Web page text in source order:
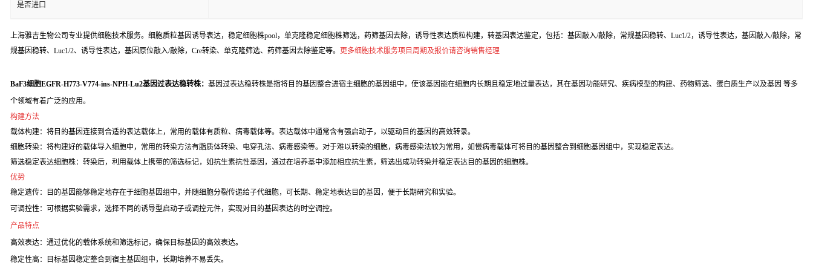
是否进口
上海雅吉生物公司专业提供细胞技术服务。细胞质粒基因诱导表达，稳定细胞株pool，单克隆稳定细胞株筛选，药筛基因去除，诱导性表达质粒构建，转基因表达鉴定，包括：基因敲入/敲除，常规基因稳转、Luc1/2，诱导性表达，基因敲入/敲除，常
规基因稳转、Luc1/2、诱导性表达，基因原位敲入/敲除，Cre转染、单克隆筛选、药筛基因去除鉴定等。 更多细胞技术服务项目周期及报价请咨询销售经理
BaF3细胞EGFR-H773-V774-ins-NPH-Lu2基因过表达稳转株： 基因过表达稳转株是指将目的基因整合进宿主细胞的基因组中，使该基因能在细胞内长期且稳定地过量表达，其在基因功能研究、疾病模型的构建、药物筛选、蛋白质生产以及基因 等多
个领域有着广泛的应用。
构建方法
载体构建：将目的基因连接到合适的表达载体上，常用的载体有质粒、病毒载体等。表达载体中通常含有强启动子，以驱动目的基因的高效转录。
细胞转染：将构建好的载体导入细胞中，常用的转染方法有脂质体转染、电穿孔法、病毒感染等。对于难以转染的细胞，病毒感染法较为常用，如慢病毒载体可将目的基因整合到细胞基因组中，实现稳定表达。
筛选稳定表达细胞株：转染后，利用载体上携带的筛选标记，如抗生素抗性基因，通过在培养基中添加相应抗生素，筛选出成功转染并稳定表达目的基因的细胞株。
优势
稳定遗传：目的基因能够稳定地存在于细胞基因组中，并随细胞分裂传递给子代细胞，可长期、稳定地表达目的基因，便于长期研究和实验。
可调控性：可根据实验需求，选择不同的诱导型启动子或调控元件，实现对目的基因表达的时空调控。
产品特点
高效表达：通过优化的载体系统和筛选标记，确保目标基因的高效表达。
稳定性高：目标基因稳定整合到宿主基因组中，长期培养不易丢失。